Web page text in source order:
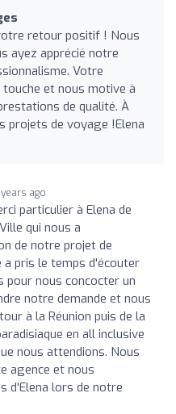
retour positif ! Nous
ayez apprécié notre
Votre
et nous motive à
de qualité. À
projets de voyage !Elena
ago
particulier à Elena de
qui nous a
de notre projet de
a pris le temps d'écouter
pour nous concocter un
notre demande et nous
à la Réunion puis de la
en all inclusive
nous attendions. Nous
agence et nous
d'Elena lors de notre